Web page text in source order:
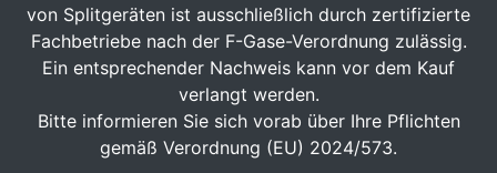
von Splitgeräten ist ausschließlich durch zertifizierte
Fachbetriebe nach der F-Gase-Verordnung zulässig.
Ein entsprechender Nachweis kann vor dem Kauf
verlangt werden.
Bitte informieren Sie sich vorab über Ihre Pflichten
gemäß Verordnung (EU) 2024/573.